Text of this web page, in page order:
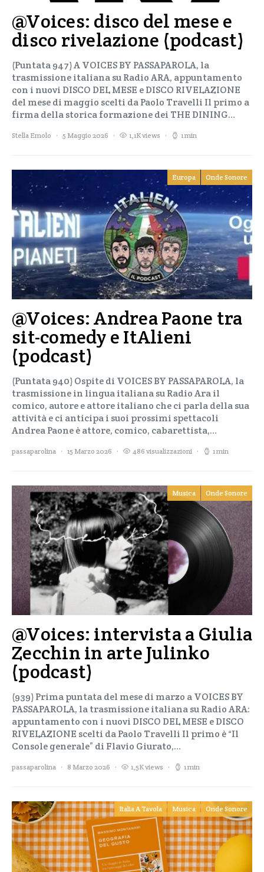
@Voices: disco del mese e
disco rivelazione (podcast)
(Puntata 947) A VOICES BY PASSAPAROLA, la
trasmissione italiana su Radio ARA, appuntamento
con i nuovi DISCO DEL MESE e DISCO RIVELAZIONE
del mese di maggio scelti da Paolo Travelli Il primo a
firma della storica formazione dei THE DINING…
Stella Emolo 5 Maggio 2026 1,1K views 1 min
Europa Onde Sonore
@Voices: Andrea Paone tra
sit-comedy e ItAlieni
(podcast)
(Puntata 940) Ospite di VOICES BY PASSAPAROLA, la
trasmissione in lingua italiana su Radio Ara il
comico, autore e attore italiano che ci parla della sua
attività e ci anticipa i suoi prossimi spettacoli
Andrea Paone è attore, comico, cabarettista,…
passaparolina 15 Marzo 2026 486 visualizzazioni 1 min
Musica Onde Sonore
@Voices: intervista a Giulia
Zecchin in arte Julinko
(podcast)
(939) Prima puntata del mese di marzo a VOICES BY
PASSAPAROLA, la trasmissione italiana su Radio ARA:
appuntamento con i nuovi DISCO DEL MESE e DISCO
RIVELAZIONE scelti da Paolo Travelli Il primo è “Il
Console generale” di Flavio Giurato,…
passaparolina 8 Marzo 2026 1,5K views 1 min
Italia A Tavola Musica Onde Sonore